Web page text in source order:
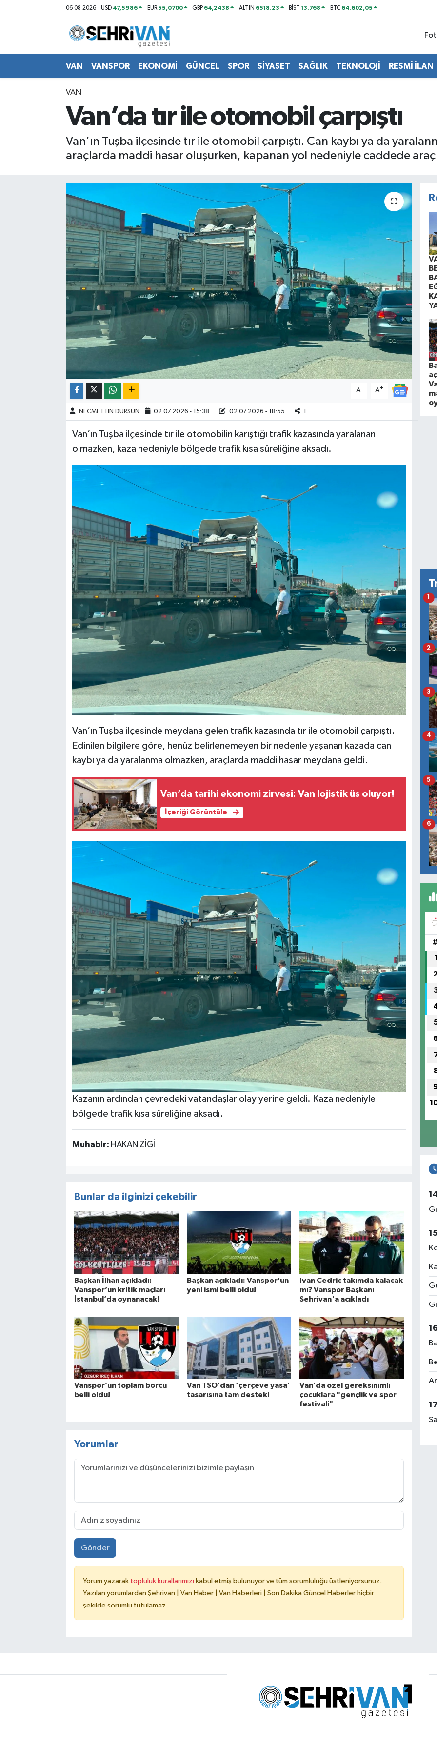
06-08-2026 USD 47,5986 EUR55,0700 GBP 64,2438 ALTIN 6518.23 BİST13.768 BTC 64.602,05
VAN VANSPOR EKONOMİ GÜNCEL SPOR SİYASET SAĞLIK TEKNOLOJİ RESMİ İLAN
VAN
Van’da tır ile otomobil çarpıştı
Van’ın Tuşba ilçesinde tır ile otomobil çarpıştı. Can kaybı ya da
araçlarda maddi hasar oluşurken, kapanan yol nedeniyle caddede
A- A+
NECMETTİN DURSUN 02.07.2026 - 15:38 02.07.2026 - 18:55 1
Van’ın Tuşba ilçesinde tır ile otomobilin karıştığı trafik kazasında yaralanan
olmazken, kaza nedeniyle bölgede trafik kısa süreliğine aksadı.
Van’ın Tuşba ilçesinde meydana gelen trafik kazasında tır ile otomobil çarpıştı.
Edinilen bilgilere göre, henüz belirlenemeyen bir nedenle yaşanan kazada can
kaybı ya da yaralanma olmazken, araçlarda maddi hasar meydana geldi.
Van’da tarihi ekonomi zirvesi: Van lojistik üs oluyor!
İçeriği Görüntüle
Kazanın ardından çevredeki vatandaşlar olay yerine geldi. Kaza nedeniyle
bölgede trafik kısa süreliğine aksadı.
Muhabir: HAKAN ZİGİ
Bunlar da ilginizi çekebilir
Başkan İlhan açıkladı:
Vanspor’un kritik maçları
İstanbul’da oynanacak!
Başkan açıkladı: Vanspor’un
yeni ismi belli oldu!
Ivan Cedric takımda kalacak
mı? Vanspor Başkanı
Şehrivan'a açıkladı
Vanspor’un toplam borcu
belli oldu!
Van TSO’dan ‘çerçeve yasa’
tasarısına tam destek!
Van’da özel gereksinimli
çocuklara "gençlik ve spor
festivali"
Yorumlar
Gönder
Yorum yazarak topluluk kurallarımızı kabul etmiş bulunuyor ve tüm sorumluluğu üstleniyorsunuz.
Yazılan yorumlardan Şehrivan | Van Haber | Van Haberleri | Son Dakika Güncel Haberler hiçbir
şekilde sorumlu tutulamaz.
1
2
3
4
5
6
#
1
2
6
9
Van Nöbetçi Eczaneler
Van Hava Durumu
Van Trafik Yoğunluk Haritası
Süper Lig Puan Durumu ve Fikstür
Tüm Manşetler
Son Dakika Haberleri